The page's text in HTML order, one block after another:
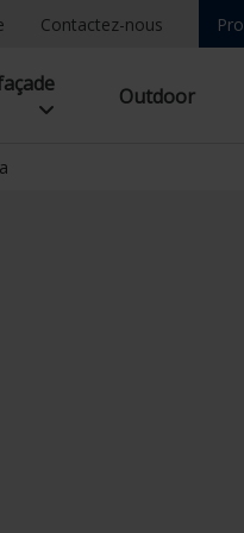
Contactez-nous
Outdoor